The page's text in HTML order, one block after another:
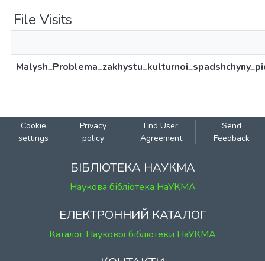
File Visits
Cookie
settings
Privacy
policy
End User
Agreement
Send
Feedback
БІБЛІОТЕКА НАУКМА
Наукова бібліотека НаУКМА
ЕЛЕКТРОННИЙ КАТАЛОГ
Каталог Наукової бібліотеки НаУКМА